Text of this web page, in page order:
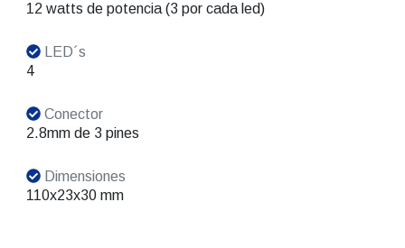
12 watts de potencia (3 por cada led)
LED´s
4
Conector
2.8mm de 3 pines
Dimensiones
110x23x30 mm